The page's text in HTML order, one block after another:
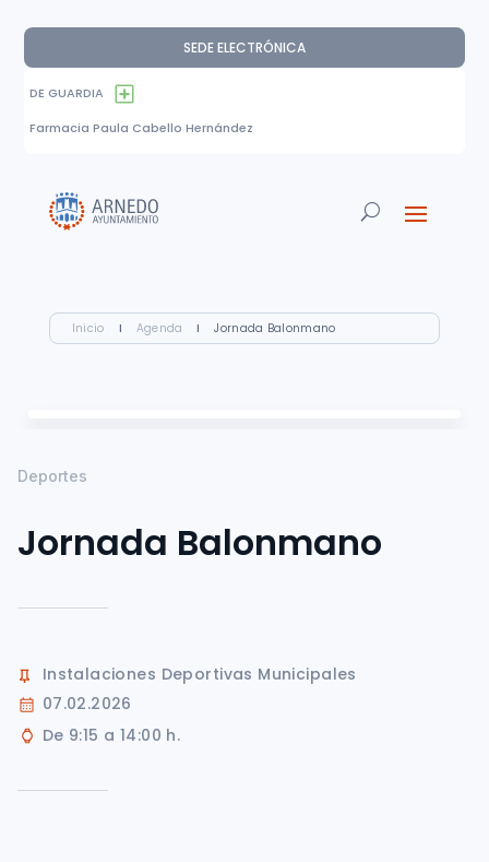
SEDE ELECTRÓNICA
DE GUARDIA
Farmacia Paula Cabello Hernández
Inicio I Agenda I Jornada Balonmano
Deportes
Jornada Balonmano
Instalaciones Deportivas Municipales
07.02.2026
De 9:15 a 14:00 h.